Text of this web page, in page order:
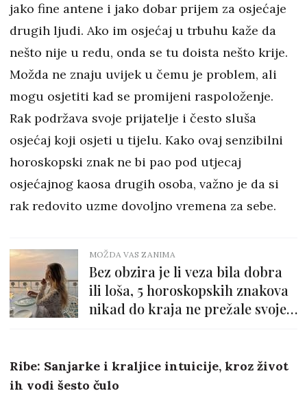
jako fine antene i jako dobar prijem za osjećaje
drugih ljudi. Ako im osjećaj u trbuhu kaže da
nešto nije u redu, onda se tu doista nešto krije.
Možda ne znaju uvijek u čemu je problem, ali
mogu osjetiti kad se promijeni raspoloženje.
Rak podržava svoje prijatelje i često sluša
osjećaj koji osjeti u tijelu. Kako ovaj senzibilni
horoskopski znak ne bi pao pod utjecaj
osjećajnog kaosa drugih osoba, važno je da si
rak redovito uzme dovoljno vremena za sebe.
MOŽDA VAS ZANIMA
Bez obzira je li veza bila dobra
ili loša, 5 horoskopskih znakova
nikad do kraja ne prežale svoje
Ribe: Sanjarke i kraljice intuicije, kroz život
ih vodi šesto čulo